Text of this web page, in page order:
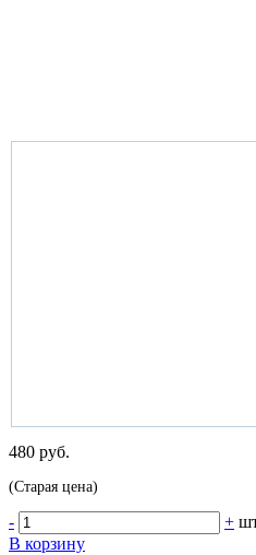
480 руб.
(Старая цена)
- +
В корзину